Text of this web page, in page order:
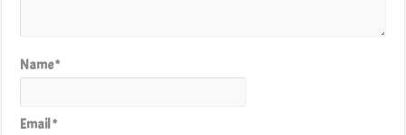
Name*
Email*